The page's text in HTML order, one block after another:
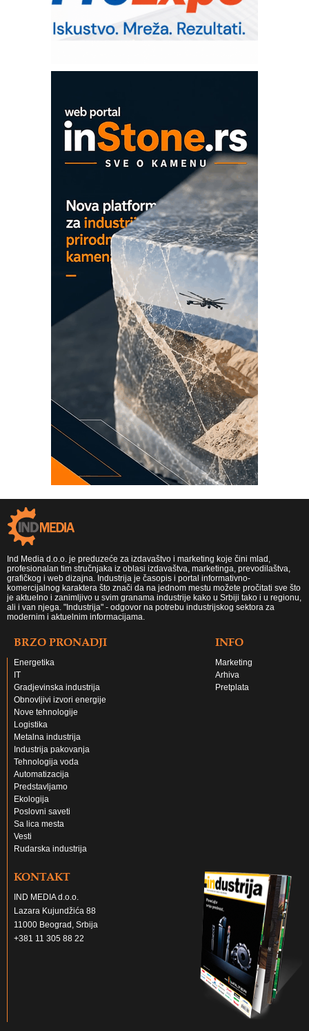
RMQ-TITAN ADVANCED INDICATOR
– Pametna signalizacija za efikasnije
upravljanje mašinama
EVOKS Maintenance Management
ROSA i SCHUNK podižu proizvodnju
na viši nivo
Detekcija različitih oblika
MAREX - Lim i mašine za savremena
Ind Media d.o.o. je preduzeće za izdavaštvo i marketing koje čini mlad,
profesionalan tim stručnjaka iz oblasi izdavaštva, marketinga, prevodilaštva,
grafičkog i web dizajna. Industrija je časopis i portal informativno-
komercijalnog karaktera što znači da na jednom mestu možete pročitati sve što
je aktuelno i zanimljivo u svim granama industrije kako u Srbiji tako i u regionu,
ali i van njega. "Industrija" - odgovor na potrebu industrijskog sektora za
modernim i aktuelnim informacijama.
BRZO PRONADJI
Energetika
IT
Gradjevinska industrija
Obnovljivi izvori energije
Nove tehnologije
Logistika
Metalna industrija
Industrija pakovanja
Tehnologija voda
Automatizacija
Predstavljamo
Ekologija
Poslovni saveti
Sa lica mesta
Vesti
Rudarska industrija
INFO
Marketing
Arhiva
Pretplata
KONTAKT
IND MEDIA d.o.o.
Lazara Kujundžića 88
11000 Beograd, Srbija
+381 11 305 88 22